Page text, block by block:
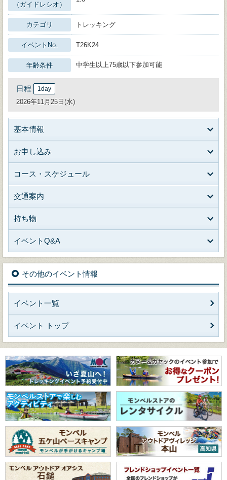
（ガイドレシオ）
カテゴリ トレッキング
イベントNo. T26K24
年齢条件 中学生以上75歳以下参加可能
日程 1day
2026年11月25日(水)
基本情報
お申し込み
コース・スケジュール
交通案内
持ち物
イベントQ&A
その他のイベント情報
イベント一覧
イベント トップ